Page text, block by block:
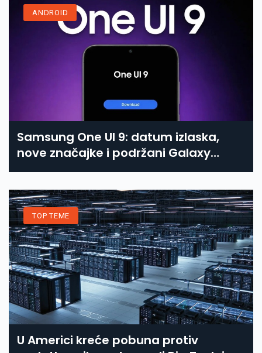
ANDROID
Samsung One UI 9: datum izlaska,
nove značajke i podržani Galaxy
uređaji
TOP TEME
U Americi kreće pobuna protiv